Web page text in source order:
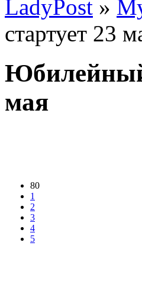
LadyPost »
стартует 23
Юбилейный
мая
80
1
2
3
4
5